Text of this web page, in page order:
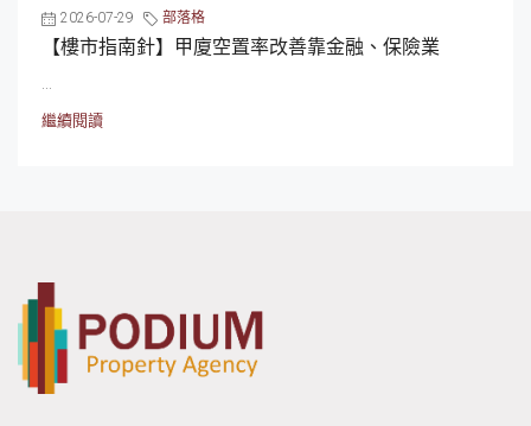
2026-07-29 部落格
【樓市指南針】甲廈空置率改善靠金融、保險業
...
繼續閱讀